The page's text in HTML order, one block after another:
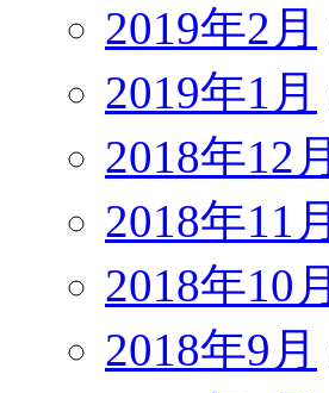
2019年2月
2019年1月
2018年12月
2018年11月
2018年10月
2018年9月